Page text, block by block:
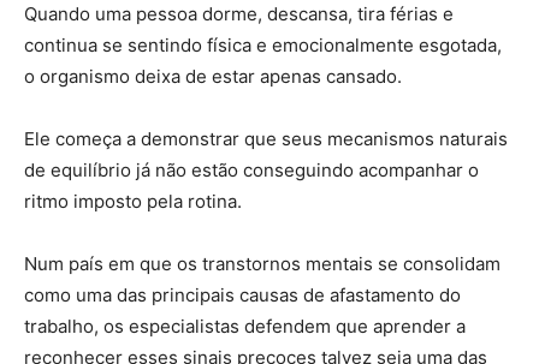
Quando uma pessoa dorme, descansa, tira férias e
continua se sentindo física e emocionalmente esgotada,
o organismo deixa de estar apenas cansado.
Ele começa a demonstrar que seus mecanismos naturais
de equilíbrio já não estão conseguindo acompanhar o
ritmo imposto pela rotina.
Num país em que os transtornos mentais se consolidam
como uma das principais causas de afastamento do
trabalho, os especialistas defendem que aprender a
reconhecer esses sinais precoces talvez seja uma das